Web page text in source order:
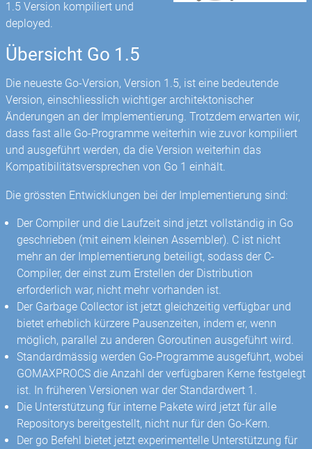
1.5 Version kompiliert und
deployed.
Übersicht Go 1.5
Die neueste Go-Version, Version 1.5, ist eine bedeutende
Version, einschliesslich wichtiger architektonischer
Änderungen an der Implementierung. Trotzdem erwarten wir,
dass fast alle Go-Programme weiterhin wie zuvor kompiliert
und ausgeführt werden, da die Version weiterhin das
Kompatibilitätsversprechen von Go 1 einhält.
Die grössten Entwicklungen bei der Implementierung sind:
Der Compiler und die Laufzeit sind jetzt vollständig in Go
geschrieben (mit einem kleinen Assembler). C ist nicht
mehr an der Implementierung beteiligt, sodass der C-
Compiler, der einst zum Erstellen der Distribution
erforderlich war, nicht mehr vorhanden ist.
Der Garbage Collector ist jetzt gleichzeitig verfügbar und
bietet erheblich kürzere Pausenzeiten, indem er, wenn
möglich, parallel zu anderen Goroutinen ausgeführt wird.
Standardmässig werden Go-Programme ausgeführt, wobei
GOMAXPROCS die Anzahl der verfügbaren Kerne festgelegt
ist. In früheren Versionen war der Standardwert 1.
Die Unterstützung für interne Pakete wird jetzt für alle
Repositorys bereitgestellt, nicht nur für den Go-Kern.
Der go Befehl bietet jetzt experimentelle Unterstützung für